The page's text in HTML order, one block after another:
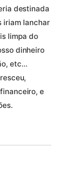
destinada
iriam lanchar
limpa do
dinheiro
etc…
e